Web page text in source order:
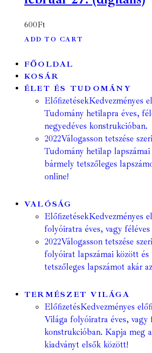
600Ft
ADD TO CART
FŐOLDAL
KOSÁR
ÉLET ÉS TUDOMÁNY
ElőfizetésekKedvezményes
Tudomány hetilapra éves,
negyedéves konstrukcióban.
2022Válogasson tetszése
Tudomány hetilap
bármely tetszőleges
online!
VALÓSÁG
ElőfizetésekKedvezményes
folyóiratra éves, vagy
2022Válogasson tetszése
folyóirat lapszámai között
tetszőleges lapszámot akár
TERMÉSZET VILÁGA
ElőfizetésKedvezményes
Világa folyóiratra éves, vagy
konstrukcióban. Kapja meg
kiadványt elsők között!